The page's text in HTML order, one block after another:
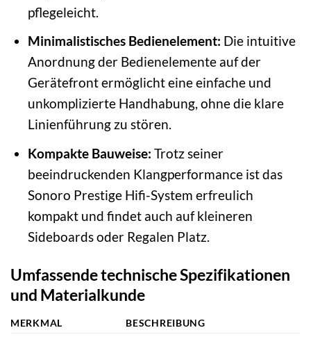
pflegeleicht.
Minimalistisches Bedienelement: Die intuitive
Anordnung der Bedienelemente auf der
Gerätefront ermöglicht eine einfache und
unkomplizierte Handhabung, ohne die klare
Linienführung zu stören.
Kompakte Bauweise: Trotz seiner
beeindruckenden Klangperformance ist das
Sonoro Prestige Hifi-System erfreulich
kompakt und findet auch auf kleineren
Sideboards oder Regalen Platz.
Umfassende technische Spezifikationen
und Materialkunde
MERKMAL
BESCHREIBUNG